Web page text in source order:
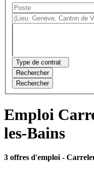
Type de contrat
Rechercher
Rechercher
Emploi
les-Bains
3 offres d'emploi -